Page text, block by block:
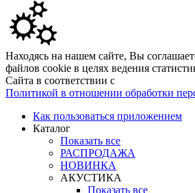
Находясь на нашем сайте, Вы
файлов cookie в целях ведения
Сайта в соответствии с
Политикой в отношении обработки
Как пользоваться приложением
Каталог
Показать все
РАСПРОДАЖА
НОВИНКА
АКУСТИКА
Показать все